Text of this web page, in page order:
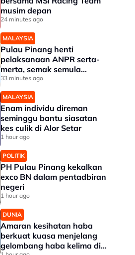
musim depan
24 minutes ago
MALAYSIA
Pulau Pinang henti
pelaksanaan ANPR serta-
merta, semak semula
perincian - Chow
33 minutes ago
MALAYSIA
Enam individu direman
seminggu bantu siasatan
kes culik di Alor Setar
1 hour ago
POLITIK
PH Pulau Pinang kekalkan
exco BN dalam pentadbiran
negeri
1 hour ago
DUNIA
Amaran kesihatan haba
berkuat kuasa menjelang
gelombang haba kelima di